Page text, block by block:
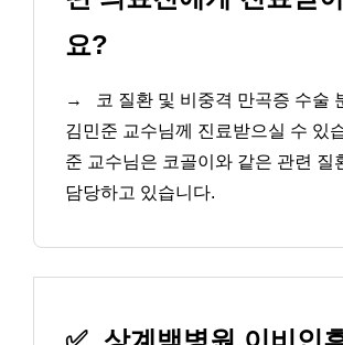
요?
→
코 질환 및 비중격 만곡증 수술
김민준 교수님께 진료받으실 수 있
준 교수님은 코골이와 같은 관련 질
담당하고 있습니다.